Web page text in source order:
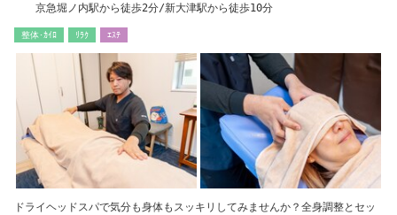
京急堀ノ内駅から徒歩2分/新大津駅から徒歩10分
整体･ｶｲﾛ ﾘﾗｸ ｴｽﾃ
ドライヘッドスパで気分も身体もスッキリしてみませんか？全身調整とセッ